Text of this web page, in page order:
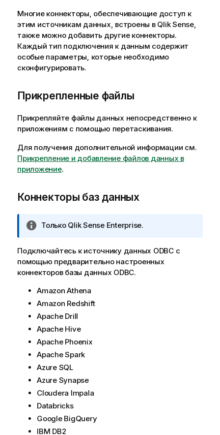
Многие коннекторы, обеспечивающие доступ к
этим источникам данных, встроены в Qlik Sense,
также можно добавить другие коннекторы.
Каждый тип подключения к данным содержит
особые параметры, которые необходимо
сконфигурировать.
Прикрепленные файлы
Прикрепляйте файлы данных непосредственно к
приложениям с помощью перетаскивания.
Для получения дополнительной информации см.
Прикрепление и добавление файлов данных в
приложение.
Коннекторы баз данных
П
е
а
н
е
к
и
н
ф
о
м
а
ц
и
Только Qlik Sense Enterprise.
Подключайтесь к источнику данных ODBCс
помощью предварительно настроенных
коннекторов базы данных ODBC.
Amazon Athena
Amazon Redshift
Apache Drill
Apache Hive
Apache Phoenix
Apache Spark
Azure SQL
Azure Synapse
Cloudera Impala
Databricks
Google BigQuery
IBM DB2